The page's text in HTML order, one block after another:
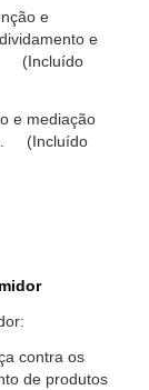
e
e
(Incluído
e mediação
(Incluído
contra os
de produtos